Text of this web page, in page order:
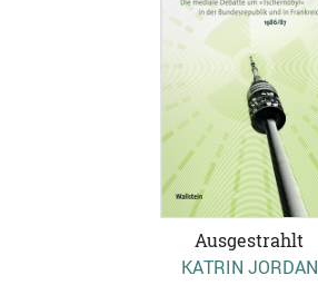
Ausgestrahlt
KATRIN JORDAN